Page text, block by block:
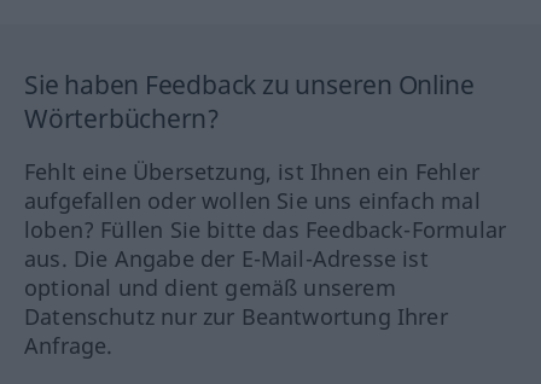
Sie haben Feedback zu unseren Online
Wörterbüchern?
Fehlt eine Übersetzung, ist Ihnen ein Fehler
aufgefallen oder wollen Sie uns einfach mal
loben? Füllen Sie bitte das Feedback-Formular
aus. Die Angabe der E-Mail-Adresse ist
optional und dient gemäß unserem
Datenschutz nur zur Beantwortung Ihrer
Anfrage.